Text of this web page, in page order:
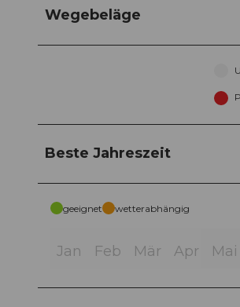
Wegebeläge
Beste Jahreszeit
geeignet wetterabhängig
Jan Feb Mär Apr Mai